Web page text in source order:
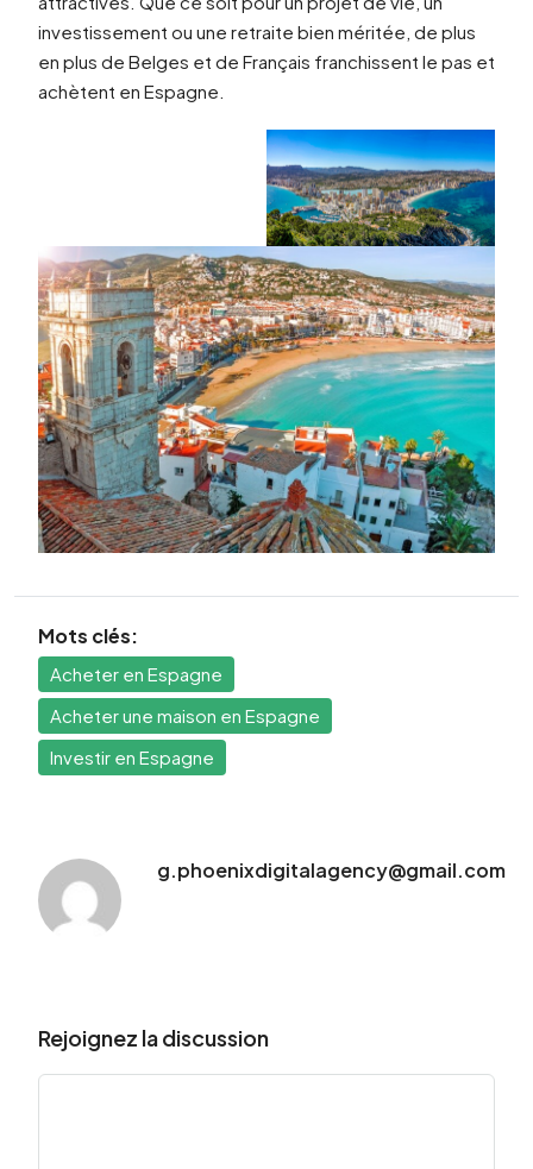
investissement ou une retraite bien méritée, de plus
en plus de Belges et de Français franchissent le pas et
achètent en Espagne.
Mots clés:
Acheter en Espagne
Acheter une maison en Espagne
Investir en Espagne
g.phoenixdigitalagency@gmail.com
Rejoignez la discussion